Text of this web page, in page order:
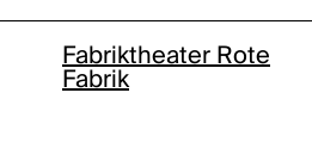
Fabriktheater Rote
Fabrik